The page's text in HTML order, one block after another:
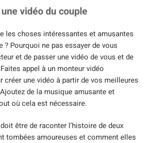
vidéo du couple
les choses intéressantes et amusantes
? Pourquoi ne pas essayer de vous
et de passer une vidéo de vous et de
appel à un monteur vidéo
créer une vidéo à partir de vos meilleures
de la musique amusante et
où cela est nécessaire.
être de raconter l’histoire de deux
tombées amoureuses et comment elles